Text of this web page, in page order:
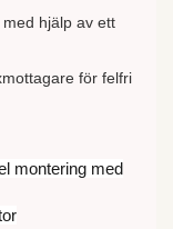
hjälp av ett
för felfri
montering med